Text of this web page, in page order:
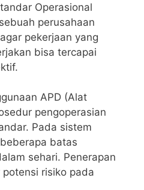
Operasional
perusahaan
pekerjaan yang
bisa tercapai
APD (Alat
pengoperasian
Pada sistem
batas
sehari. Penerapan
risiko pada